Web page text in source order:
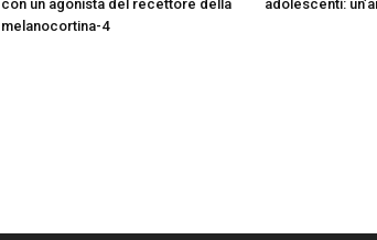
con un agonista del recettore della
melanocortina-4
adolescenti: